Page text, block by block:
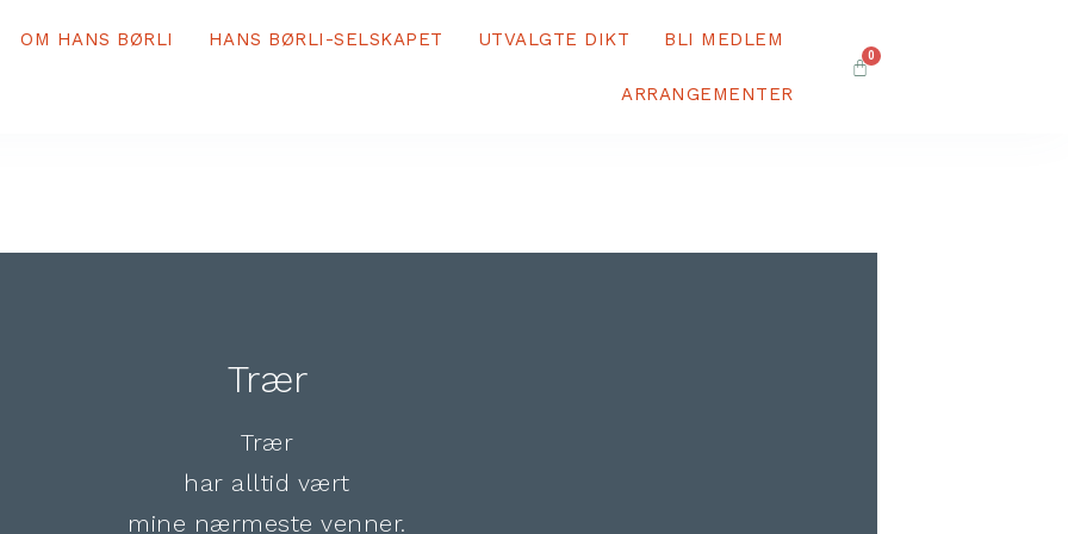
OM HANS BØRLI HANS BØRLI-SELSKAPET UTVALGTE DIKT BLI MEDLEM
ARRANGEMENTER
0
Trær
Trær
har alltid vært
mine nærmeste venner.